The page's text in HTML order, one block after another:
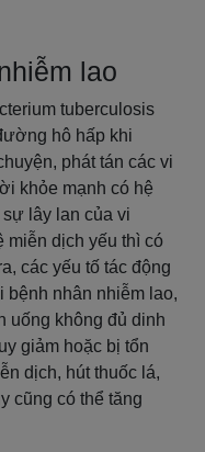
lao
tuberculosis
hô hấp khi
phát tán các vi
khỏe mạnh có hệ
lây lan của vi
dịch yếu thì có
các yếu tố tác động
nhân nhiễm lao,
uống không đủ dinh
giảm hoặc bị tổn
dịch, hút thuốc lá,
cũng có thể tăng